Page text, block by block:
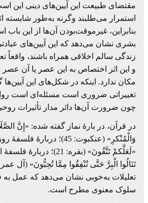
مقتضای طبیعت این آیین‌های دینی این
استمرار می‌طلبند وگرنه به‌‏طور شایسته
بنابراین، غیرموقت‌بودن آن‌ها از این
بشری نشان می‌دهد که این آیین‌های
زندگی سالم اخلاقی ‏همراه باشند،
و این اثر اختصاص به این عصر یا آن عصر
مکان ندارد. اینکه در شکل‌های این آیین‌ها
تغییراتی ضروری ‏است مسئله‌ای است
چون ضرورت آن‌ها دائر مدار تأثیرات
در قرآن، در بارۀ نماز گفته شده: «إِنَّ
وَالْمُنْکرِ» (عنکبوت: 45)؛
«لَعَلَّکمْ تَتَّقُونَ» (بقره: 21)؛
تعلیلات به‌خوبی نشان ‏می‌دهد که عمل
سلوک معنوی مطرح است.‏